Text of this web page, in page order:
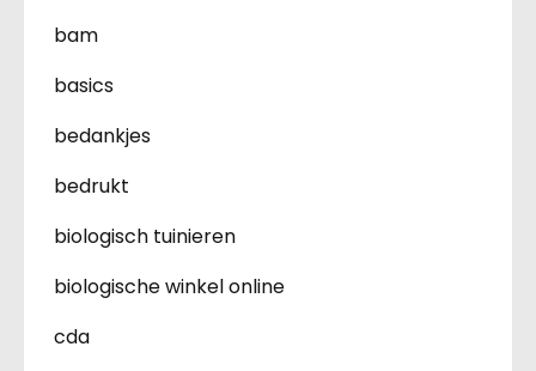
bam
basics
bedankjes
bedrukt
biologisch tuinieren
biologische winkel online
cda